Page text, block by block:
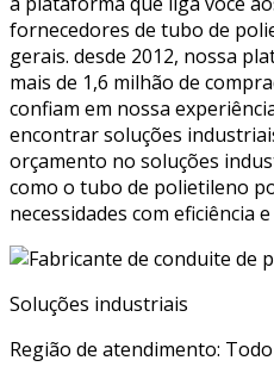
fornecedores de tubo de
gerais. desde 2012, nossa
mais de 1,6 milhão de
confiam em nossa
encontrar soluções
orçamento no soluções
como o tubo de polietileno
necessidades com eficiência
Soluções industriais
Região de atendimento: